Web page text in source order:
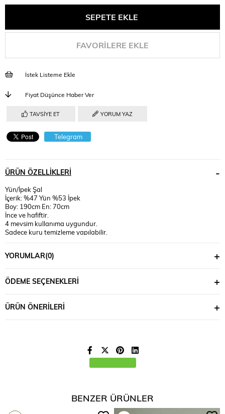
FAVORILERE EKLE
İstek Listeme Ekle
Fiyat Düşünce Haber Ver
TAVSIYE ET YORUM YAZ
Telegram
ÜRÜN ÖZELLIKLERI
Yün/İpek Şal
İçerik: %47 Yün %53 İpek
Boy: 190cm En: 70cm
İnce ve hafiftir.
4 mevsim kullanıma uygundur.
Sadece kuru temizleme yapılabilir.
YORUMLAR(0)
ÖDEME SEÇENEKLERI
ÜRÜN ÖNERILERI
BENZER ÜRÜNLER